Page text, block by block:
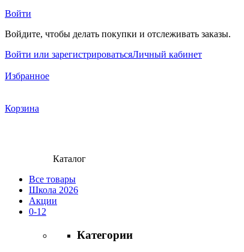
Войти
Войдите, чтобы делать покупки и отслеживать заказы.
Войти или зарегистрироватьсяЛичный кабинет
Избранное
Корзина
Каталог
Все товары
Школа 2026
Акции
0-12
Категории